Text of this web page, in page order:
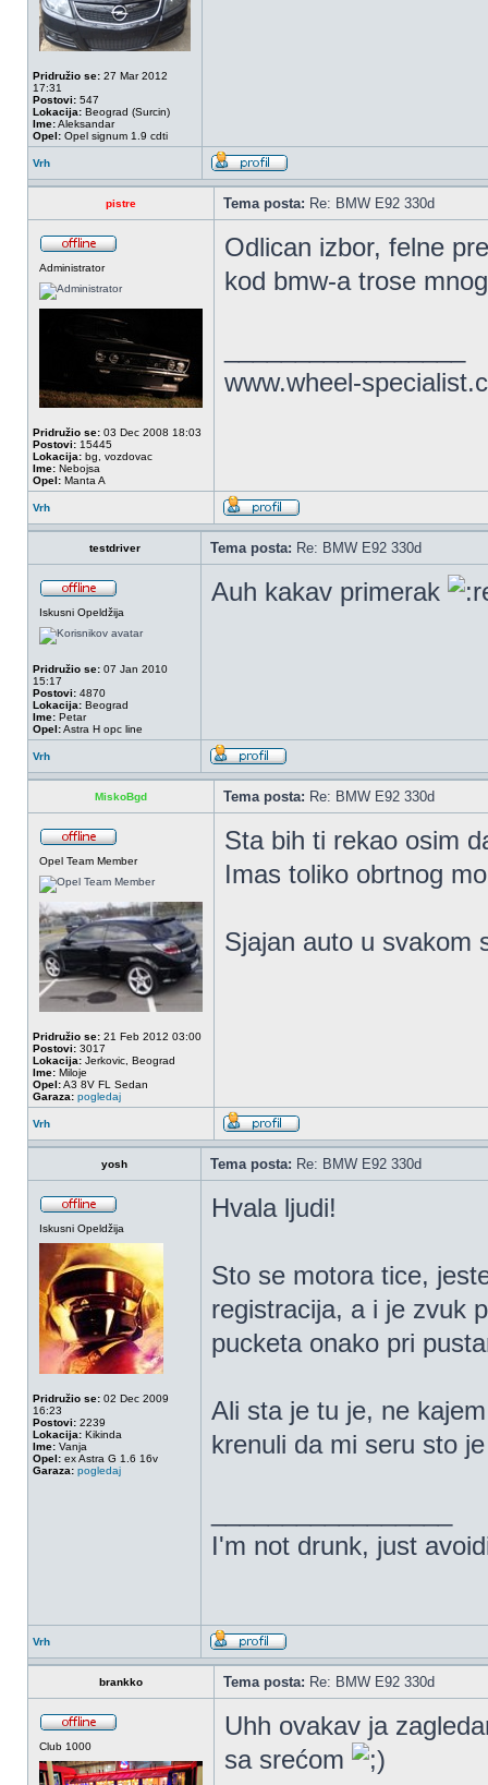
Pridružio se: 27 Mar 2012
17:31
Postovi: 547
Lokacija: Beograd (Surcin)
Ime:Aleksandar
Opel: Opel signum 1.9 cdti
Vrh
pistre Tema posta: Re: BMW E92 330d
Administrator
Pridružio se: 03 Dec 2008 18:03
Postovi: 15445
Lokacija: bg, vozdovac
Ime: Nebojsa
Opel: Manta A
Odlican izbor, felne
kod bmw-a trose
www.wheel-
Vrh
testdriver Tema posta: Re: BMW E92 330d
Iskusni Opeldžija
Pridružio se: 07 Jan 2010
15:17
Postovi: 4870
Lokacija: Beograd
Ime: Petar
Opel:Astra H opc line
Auh kakav primerak
Vrh
MiskoBgd Tema posta: Re: BMW E92 330d
Opel Team Member
Pridružio se: 21 Feb 2012 03:00
Postovi: 3017
Lokacija: Jerkovic, Beograd
Ime: Miloje
Opel:A3 8V FL Sedan
Garaza: pogledaj
Sta bih ti rekao osim
Imas toliko obrtnog
Sjajan auto u svakom
Vrh
yosh Tema posta: Re: BMW E92 330d
Iskusni Opeldžija
Pridružio se: 02 Dec 2009
16:23
Postovi: 2239
Lokacija: Kikinda
Ime: Vanja
Opel: ex Astra G 1.6 16v
Garaza: pogledaj
Hvala ljudi!
Sto se motora tice,
registracija, a i je zvuk
pucketa onako pri
Ali sta je tu je, ne
krenuli da mi seru sto
I'm not drunk, just
Vrh
brankko Tema posta: Re: BMW E92 330d
Club 1000
Uhh ovakav ja
sa srećom